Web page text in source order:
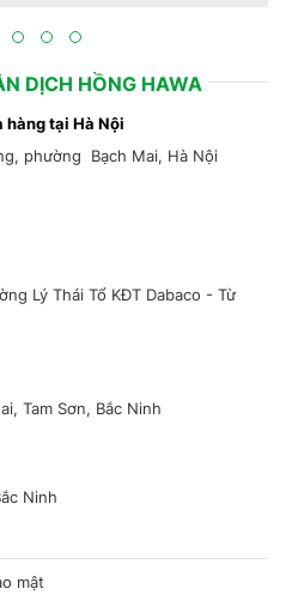
DỊCH HỒNG HAWA
hàng tại Hà Nội
phường Bạch Mai, Hà Nội
Lý Thái Tổ KĐT Dabaco - Từ
Tam Sơn, Bắc Ninh
Ninh
mật